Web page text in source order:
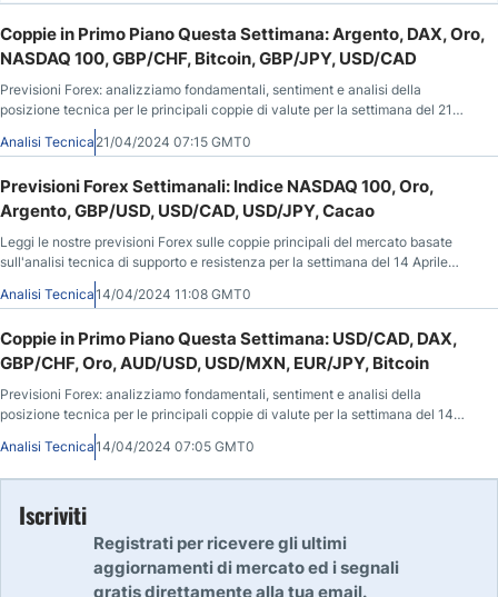
Coppie in Primo Piano Questa Settimana: Argento, DAX, Oro,
NASDAQ 100, GBP/CHF, Bitcoin, GBP/JPY, USD/CAD
Previsioni Forex: analizziamo fondamentali, sentiment e analisi della
posizione tecnica per le principali coppie di valute per la settimana del 21
Analisi Tecnica 21/04/2024 07:15 GMT0
Previsioni Forex Settimanali: Indice NASDAQ 100, Oro,
Argento, GBP/USD, USD/CAD, USD/JPY, Cacao
Leggi le nostre previsioni Forex sulle coppie principali del mercato basate
sull'analisi tecnica di supporto e resistenza per la settimana del 14 Aprile
Analisi Tecnica14/04/2024 11:08 GMT0
Coppie in Primo Piano Questa Settimana: USD/CAD, DAX,
GBP/CHF, Oro, AUD/USD, USD/MXN, EUR/JPY, Bitcoin
Previsioni Forex: analizziamo fondamentali, sentiment e analisi della
posizione tecnica per le principali coppie di valute per la settimana del 14
Analisi Tecnica14/04/2024 07:05 GMT0
Iscriviti
Registrati per ricevere gli ultimi
aggiornamenti di mercato ed i segnali
gratis direttamente alla tua email.